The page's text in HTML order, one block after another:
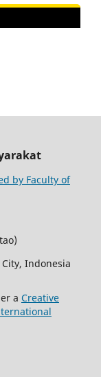
by Faculty of
Indonesia
a Creative